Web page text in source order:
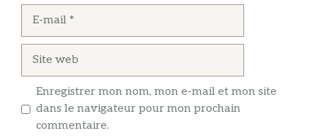
Enregistrer mon nom, mon e-mail et mon site
dans le navigateur pour mon prochain
commentaire.